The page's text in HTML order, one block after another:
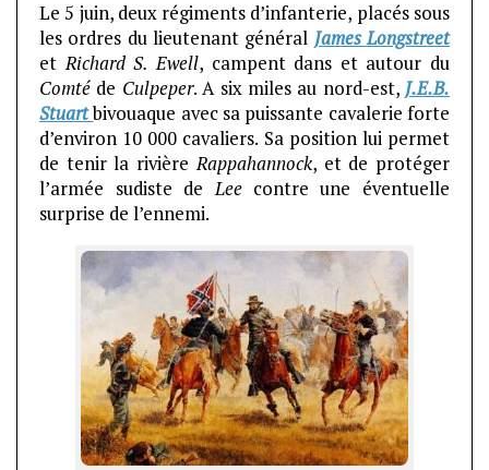
Le 5 juin, deux régiments d’infanterie, placés sous
les ordres du lieutenant général James Longstreet
etRichard S. Ewell, campent dans et autour du
Comté de Culpeper. A six miles au nord-est, J.E.B.
Stuartbivouaque avec sa puissante cavalerie forte
d’environ 10 000 cavaliers. Sa position lui permet
de tenir la rivièreRappahannock, et de protéger
l’armée sudiste de Leecontre une éventuelle
surprise de l’ennemi.